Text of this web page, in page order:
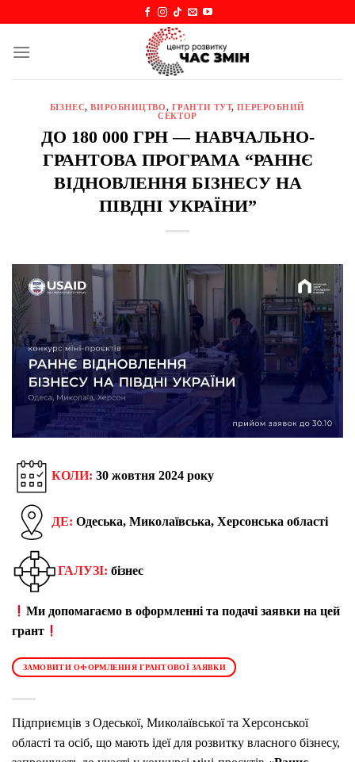
content
БІЗНЕС,ВИРОБНИЦТВО, ГРАНТИ ТУТ,ПЕРЕРОБНИЙ
СЕКТОР
ДО 180 000 ГРН — НАВЧАЛЬНО-
ГРАНТОВА ПРОГРАМА “РАННЄ
ВІДНОВЛЕННЯ БІЗНЕСУ НА
ПІВДНІ УКРАЇНИ”
КОЛИ: 30 жовтня 2024 року
ДЕ: Одеська, Миколаївська, Херсонська області
ГАЛУЗІ: бізнес
Ми допомагаємо в оформленні та подачі заявки на цей
грант
ЗАМОВИТИ ОФОРМЛЕННЯ ГРАНТОВОЇ ЗАЯВКИ
Підприємців з Одеської, Миколаївської та Херсонської
області та осіб, що мають ідеї для розвитку власного бізнесу,